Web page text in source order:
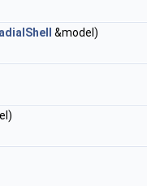
&model)